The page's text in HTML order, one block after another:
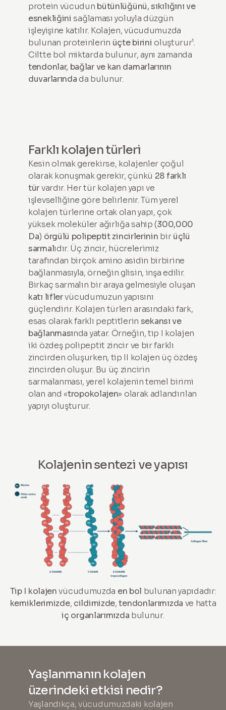
protein vücudun bütünlüğünü, sıkılığını ve
esnekliğini sağlaması yoluyla düzgün
işleyişine katılır. Kolajen, vücudumuzda
bulunan proteinlerin üçte birini oluşturur¹.
Ciltte bol miktarda bulunur, aynı zamanda
tendonlar, bağlar ve kan damarlarının
duvarlarındada bulunur.
Farklı kolajen türleri
Kesin olmak gerekirse, kolajenler çoğul
olarak konuşmak gerekir, çünkü 28 farklı
türvardır. Her tür kolajen yapı ve
işlevselliğine göre belirlenir. Tüm yerel
kolajen türlerine ortak olan yapı, çok
yüksek moleküler ağırlığa sahip (300,000
Da) örgülü polipeptit zincirlerinin birüçlü
sarmalıdır. Üç zincir, hücrelerimiz
tarafından birçok amino asidin birbirine
bağlanmasıyla, örneğin glisin, inşa edilir.
Birkaç sarmalın bir araya gelmesiyle oluşan
katı liflervücudumuzun yapısını
güçlendirir. Kolajen türleri arasındaki fark,
esas olarak farklı peptitlerin sekansı ve
bağlanmasında yatar. Örneğin, tip I kolajen
iki özdeş polipeptit zincir ve bir farklı
zincirden oluşurken, tip II kolajen üç özdeş
zincirden oluşur. Bu üç zincirin
sarmalanması, yerel kolajenin temel birimi
olan and «tropokolajen» olarak adlandırılan
yapıyı oluşturur.
Kolajenin sentezi ve yapısı
Tip I kolajenvücudumuzda en bol bulunan yapıdadır:
kemiklerimizde, cildimizde,tendonlarımızda ve hatta
iç organlarımızda bulunur.
Yaşlanmanın kolajen
üzerindeki etkisi nedir?
Yaşlandıkça, vücudumuzdaki kolajen